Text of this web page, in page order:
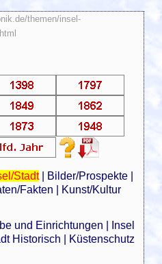
themen/insel-
Stadt| Bilder/Prospekte|
Fakten
Kunst/Kultur
und Einrichtungen
Insel
Historisch
Küstenschutz